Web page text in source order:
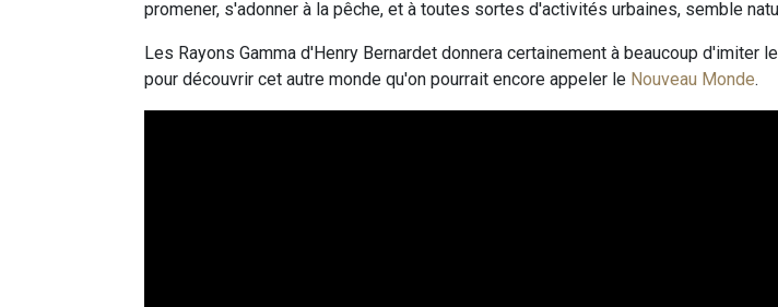
promener, s'adonner à la pêche, et à toutes sortes d'activités urbaines, semble
Les Rayons Gamma d'Henry Bernardet donnera certainement à beaucoup d'imiter
pour découvrir cet autre monde qu'on pourrait encore appeler le Nouveau Monde.